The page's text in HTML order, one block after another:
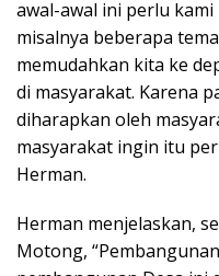
awal-awal ini perlu
misalnya beberapa
memudahkan kita ke
di masyarakat. Karena
diharapkan oleh
masyarakat ingin itu
Herman.
Herman menjelaskan,
Motong,